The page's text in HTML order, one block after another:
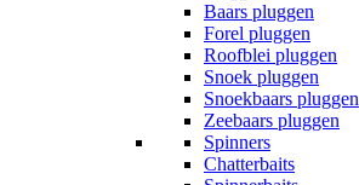
Baars pluggen
Forel pluggen
Roofblei pluggen
Snoek pluggen
Snoekbaars pluggen
Zeebaars pluggen
Spinners
Chatterbaits